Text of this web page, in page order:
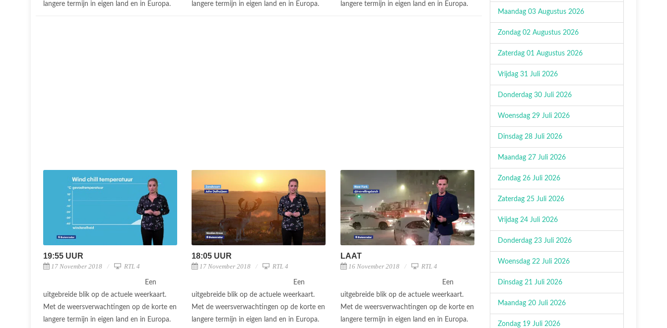
langere termijn in eigen land en in Europa.
langere termijn in eigen land en in Europa.
langere termijn in eigen land en in Europa.
19:55 UUR
17 November 2018 RTL 4
Een
uitgebreide blik op de actuele weerkaart.
Met de weersverwachtingen op de korte en
langere termijn in eigen land en in Europa.
18:05 UUR
17 November 2018 RTL 4
Een
uitgebreide blik op de actuele weerkaart.
Met de weersverwachtingen op de korte en
langere termijn in eigen land en in Europa.
LAAT
16 November 2018 RTL 4
Een
uitgebreide blik op de actuele weerkaart.
Met de weersverwachtingen op de korte en
langere termijn in eigen land en in Europa.
Maandag 03 Augustus 2026
Zondag 02 Augustus 2026
Zaterdag 01 Augustus 2026
Vrijdag 31 Juli 2026
Donderdag 30 Juli 2026
Woensdag 29 Juli 2026
Dinsdag 28 Juli 2026
Maandag 27 Juli 2026
Zondag 26 Juli 2026
Zaterdag 25 Juli 2026
Vrijdag 24 Juli 2026
Donderdag 23 Juli 2026
Woensdag 22 Juli 2026
Dinsdag 21 Juli 2026
Maandag 20 Juli 2026
Zondag 19 Juli 2026